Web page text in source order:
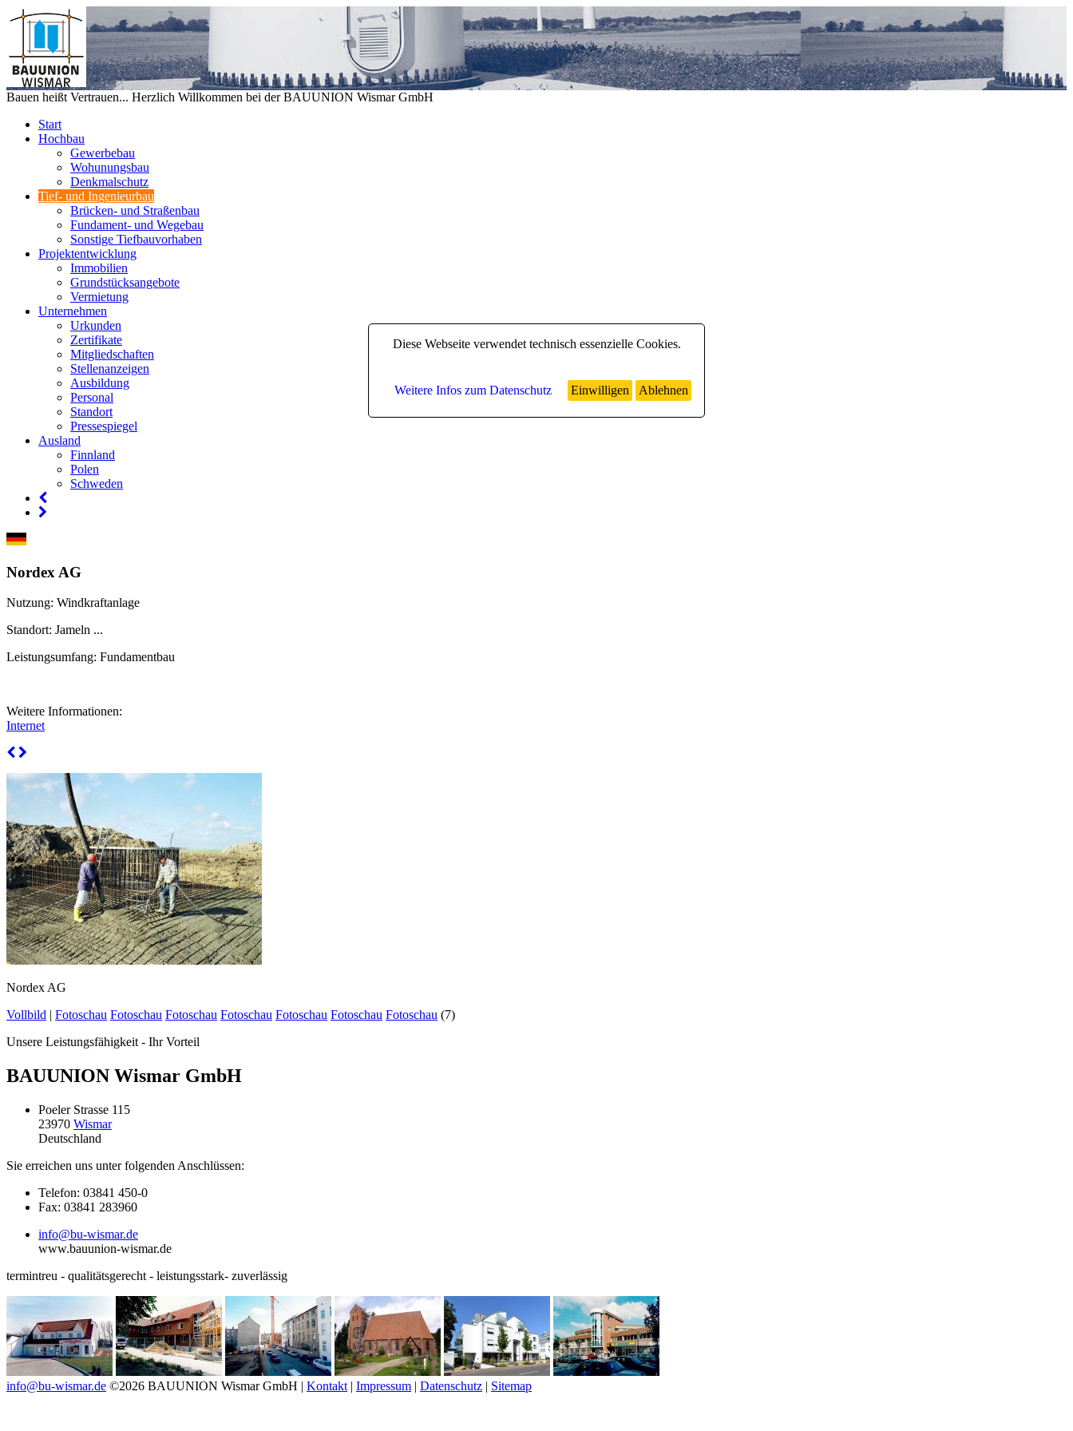
Diese Webseite verwendet technisch essenzielle Cookies.
Weitere Infos zum Datenschutz Einwilligen Ablehnen
Bauen heißt Vertrauen... Herzlich Willkommen bei der BAUUNION Wismar GmbH
Start
Hochbau
Gewerbebau
Wohunungsbau
Denkmalschutz
Tief- und Ingenieurbau
Brücken- und Straßenbau
Fundament- und Wegebau
Sonstige Tiefbauvorhaben
Projektentwicklung
Immobilien
Grundstücksangebote
Vermietung
Unternehmen
Urkunden
Zertifikate
Mitgliedschaften
Stellenanzeigen
Ausbildung
Personal
Standort
Pressespiegel
Ausland
Finnland
Polen
Schweden
Nordex AG
Nutzung: Windkraftanlage
Standort: Jameln ...
Leistungsumfang: Fundamentbau
Weitere Informationen:
Internet
Nordex AG
Vollbild | Fotoschau Fotoschau Fotoschau Fotoschau Fotoschau Fotoschau Fotoschau (7)
Unsere Leistungsfähigkeit - Ihr Vorteil
BAUUNION Wismar GmbH
Poeler Strasse 115
23970 Wismar
Deutschland
Sie erreichen uns unter folgenden Anschlüssen:
Telefon: 03841 450-0
Fax: 03841 283960
info@bu-wismar.de
www.bauunion-wismar.de
termintreu - qualitätsgerecht - leistungsstark- zuverlässig
info@bu-wismar.de ©2026 BAUUNION Wismar GmbH | Kontakt | Impressum | Datenschutz | Sitemap